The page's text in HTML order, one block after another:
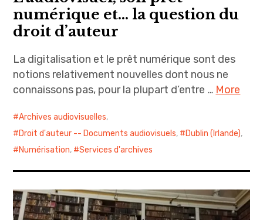
numérique et… la question du
droit d’auteur
La digitalisation et le prêt numérique sont des
notions relativement nouvelles dont nous ne
connaissons pas, pour la plupart d’entre … More
Archives audiovisuelles,
Droit d'auteur -- Documents audiovisuels, Dublin (Irlande),
Numérisation, Services d'archives